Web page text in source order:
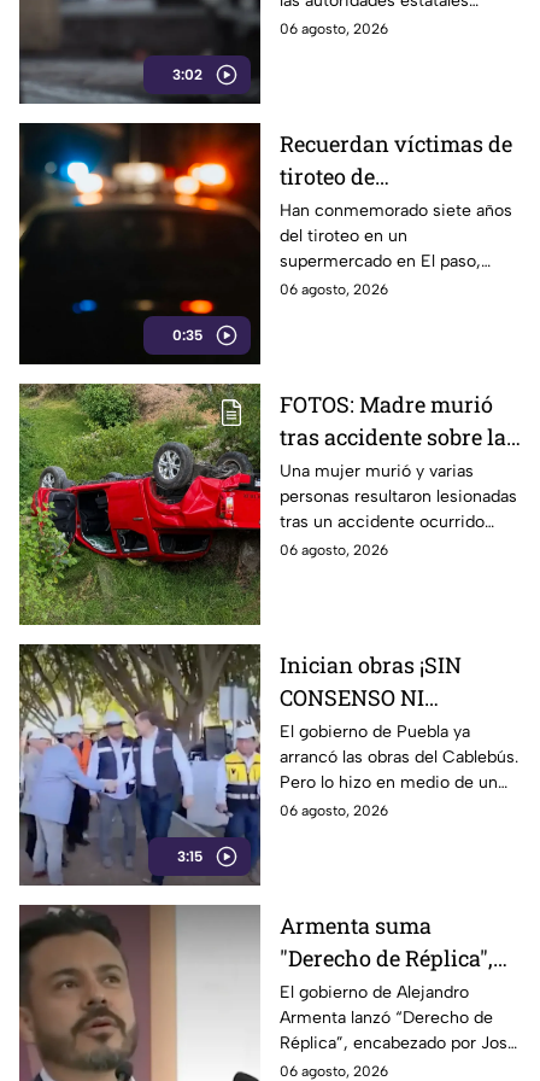
3:02
del gobernador
morenista Alejandro
sostienen que se mantienen
municipios, mientras las cifras
oficiales y los hechos
recientes reflejan la
persistencia de este problema.
06 agosto, 2026
0:35
Recuerdan víctimas de
tiroteo de
supermercado en El
Paso, Texas
Han conmemorado siete años
del tiroteo en un
supermercado en El paso,
Texas, donde perdieron la vida
06 agosto, 2026
FOTOS: Madre murió
tras accidente sobre la
carretera Chilapa-
Zautla en Puebla;
camioneta se salió
hacia barranco
Una mujer murió y varias
personas resultaron lesionadas
tras un accidente ocurrido
sobre la carretera Chilapa-
06 agosto, 2026
3:15
Inician obras ¡SIN
CONSENSO NI
PERMISOS! Gobierno de
Alejandro Armenta
comienza obras del
Cablebús entre
El gobierno de Puebla ya
arrancó las obras del Cablebús.
Pero lo hizo en medio de un
fuerte rechazo ciudadano. Los
falta de permisos y de un
proyecto ejecutivo claro,
destrucción de espacios
deportivos, esto sumado al
hallazgo de supuestos
vestigios históricos y
06 agosto, 2026
Armenta suma
"Derecho de Réplica",
otro espacio oficial
para "atacar" a quienes
cuestionen su gobierno,
El gobierno de Alejandro
Armenta lanzó “Derecho de
Réplica”, encabezado por José
Luis García Parra, para
06 agosto, 2026